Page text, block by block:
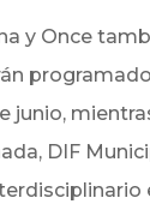
y Once
junio,
DIF